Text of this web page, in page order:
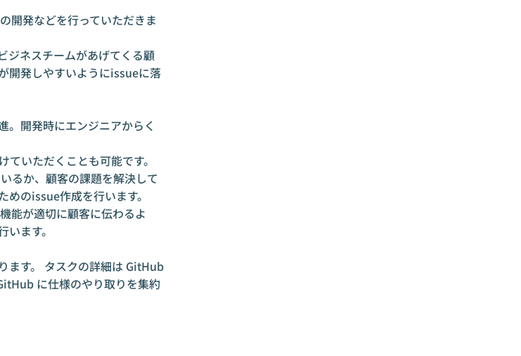
開発などを行っていただきま
ジネスチームがあげてくる顧
開発しやすいようにissueに落
。開発時にエンジニアからく
いただくことも可能です。
るか、顧客の課題を解決して
のissue作成を行います。
能が適切に顧客に伝わるよ
ます。
ます。 タスクの詳細は GitHub
に仕様のやり取りを集約